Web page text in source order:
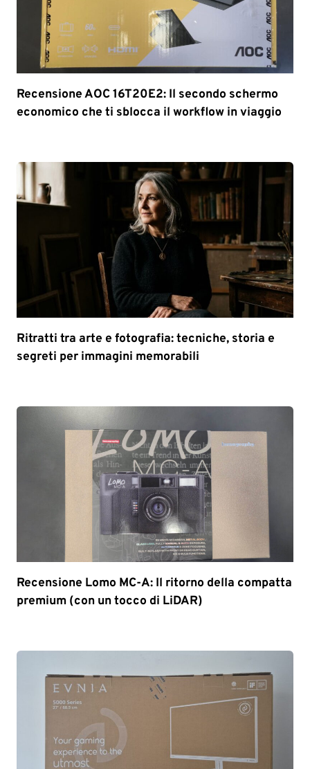
Recensione AOC 16T20E2: Il secondo schermo
economico che ti sblocca il workflow in viaggio
Ritratti tra arte e fotografia: tecniche, storia e
segreti per immagini memorabili
Recensione Lomo MC-A: Il ritorno della compatta
premium (con un tocco di LiDAR)